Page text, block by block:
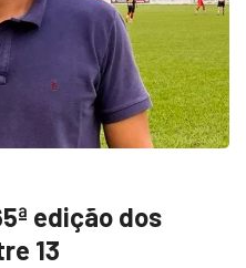
edição dos
13